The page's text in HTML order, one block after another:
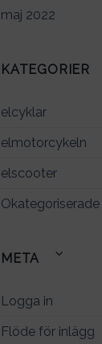
maj 2022
KATEGORIER
elcyklar
elmotorcykeln
elscooter
Okategoriserade
META
Logga in
Flöde för inlägg